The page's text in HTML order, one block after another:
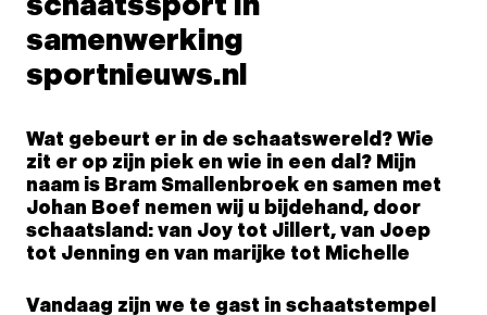
samenwerking
sportnieuws.nl
Wat gebeurt er in de schaatswereld? Wie
zit er op zijn piek en wie in een dal? Mijn
naam is Bram Smallenbroek en samen met
Johan Boef nemen wij u bijdehand, door
schaatsland: van Joy tot Jillert, van Joep
tot Jenning en van marijke tot Michelle
Vandaag zijn we te gast in schaatstempel